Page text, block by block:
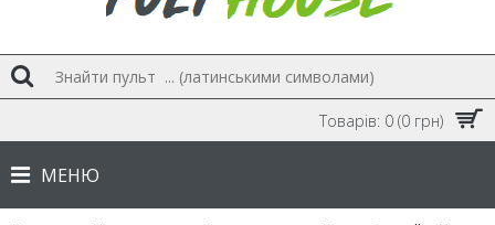
Товарів: 0 (0 грн)
МЕНЮ